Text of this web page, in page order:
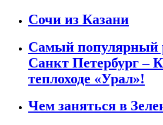
Сочи из Казани
Самый популярный
Санкт Петербург –
теплоходе «Урал»!
Чем заняться в